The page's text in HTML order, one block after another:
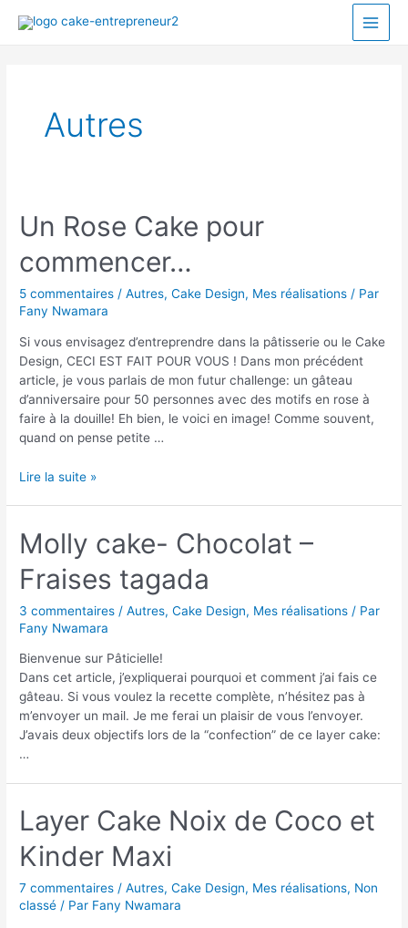
Autres
Un Rose Cake pour
commencer…
5 commentaires /Autres,Cake Design, Mes réalisations / Par
Fany Nwamara
Si vous envisagez d’entreprendre dans la pâtisserie ou le Cake
Design, CECI EST FAIT POUR VOUS ! Dans mon précédent
article, je vous parlais de mon futur challenge: un gâteau
d’anniversaire pour 50 personnes avec des motifs en rose à
faire à la douille! Eh bien, le voici en image! Comme souvent,
quand on pense petite …
Lire la suite »
Molly cake- Chocolat –
Fraises tagada
3 commentaires /Autres,Cake Design, Mes réalisations / Par
Fany Nwamara
Bienvenue sur Pâticielle!
Dans cet article, j’expliquerai pourquoi et comment j’ai fais ce
gâteau. Si vous voulez la recette complète, n’hésitez pas à
m’envoyer un mail. Je me ferai un plaisir de vous l’envoyer.
J’avais deux objectifs lors de la “confection” de ce layer cake:
…
Layer Cake Noix de Coco et
Kinder Maxi
7 commentaires /Autres,Cake Design, Mes réalisations, Non
classé / Par Fany Nwamara